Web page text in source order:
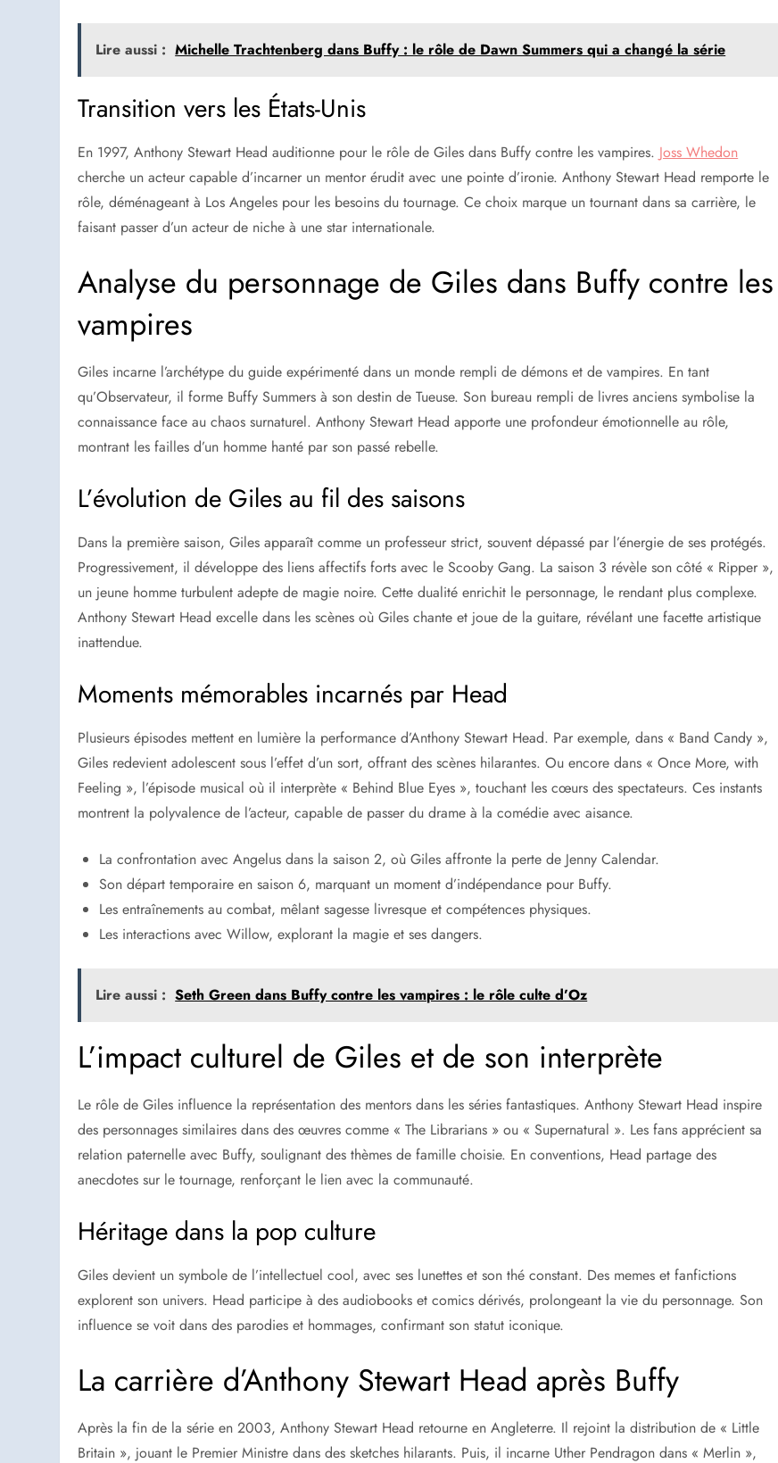
Lire aussi : Michelle Trachtenberg dans Buffy : le rôle de Dawn Summers qui a changé la série
Transition vers les États-Unis
En 1997, Anthony Stewart Head auditionne pour le rôle de Giles dans Buffy contre les vampires. Joss Whedon
cherche un acteur capable d’incarner un mentor érudit avec une pointe d’ironie. Anthony Stewart Head remporte le
rôle, déménageant à Los Angeles pour les besoins du tournage. Ce choix marque un tournant dans sa carrière, le
faisant passer d’un acteur de niche à une star internationale.
Analyse du personnage de Giles dans Buffy contre les
vampires
Giles incarne l’archétype du guide expérimenté dans un monde rempli de démons et de vampires. En tant
qu’Observateur, il forme Buffy Summers à son destin de Tueuse. Son bureau rempli de livres anciens symbolise la
connaissance face au chaos surnaturel. Anthony Stewart Head apporte une profondeur émotionnelle au rôle,
montrant les failles d’un homme hanté par son passé rebelle.
L’évolution de Giles au fil des saisons
Dans la première saison, Giles apparaît comme un professeur strict, souvent dépassé par l’énergie de ses protégés.
Progressivement, il développe des liens affectifs forts avec le Scooby Gang. La saison 3 révèle son côté « Ripper »,
un jeune homme turbulent adepte de magie noire. Cette dualité enrichit le personnage, le rendant plus complexe.
Anthony Stewart Head excelle dans les scènes où Giles chante et joue de la guitare, révélant une facette artistique
inattendue.
Moments mémorables incarnés par Head
Plusieurs épisodes mettent en lumière la performance d’Anthony Stewart Head. Par exemple, dans « Band Candy »,
Giles redevient adolescent sous l’effet d’un sort, offrant des scènes hilarantes. Ou encore dans « Once More, with
Feeling », l’épisode musical où il interprète « Behind Blue Eyes », touchant les cœurs des spectateurs. Ces instants
montrent la polyvalence de l’acteur, capable de passer du drame à la comédie avec aisance.
La confrontation avec Angelus dans la saison 2, où Giles affronte la perte de Jenny Calendar.
Son départ temporaire en saison 6, marquant un moment d’indépendance pour Buffy.
Les entraînements au combat, mêlant sagesse livresque et compétences physiques.
Les interactions avec Willow, explorant la magie et ses dangers.
Lire aussi : Seth Green dans Buffy contre les vampires : le rôle culte d’Oz
L’impact culturel de Giles et de son interprète
Le rôle de Giles influence la représentation des mentors dans les séries fantastiques. Anthony Stewart Head inspire
des personnages similaires dans des œuvres comme « The Librarians » ou « Supernatural ». Les fans apprécient sa
relation paternelle avec Buffy, soulignant des thèmes de famille choisie. En conventions, Head partage des
anecdotes sur le tournage, renforçant le lien avec la communauté.
Héritage dans la pop culture
Giles devient un symbole de l’intellectuel cool, avec ses lunettes et son thé constant. Des memes et fanfictions
explorent son univers. Head participe à des audiobooks et comics dérivés, prolongeant la vie du personnage. Son
influence se voit dans des parodies et hommages, confirmant son statut iconique.
La carrière d’Anthony Stewart Head après Buffy
Après la fin de la série en 2003, Anthony Stewart Head retourne en Angleterre. Il rejoint la distribution de « Little
Britain », jouant le Premier Ministre dans des sketches hilarants. Puis, il incarne Uther Pendragon dans « Merlin »,